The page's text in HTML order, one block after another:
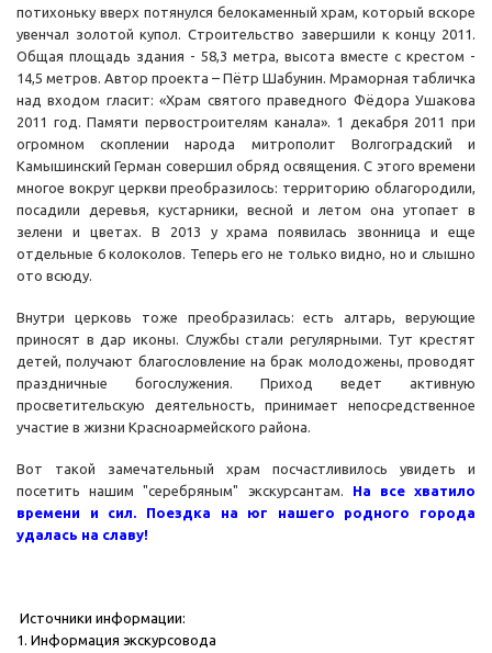
потихоньку вверх потянулся белокаменный храм, который вскоре
увенчал золотой купол. Строительство завершили к концу 2011.
Общая площадь здания - 58,3 метра, высота вместе с крестом -
14,5 метров. Автор проекта – Пётр Шабунин. Мраморная табличка
над входом гласит: «Храм святого праведного Фёдора Ушакова
2011 год. Памяти первостроителям канала». 1 декабря 2011 при
огромном скоплении народа митрополит Волгоградский и
Камышинский Герман совершил обряд освящения. С этого времени
многое вокруг церкви преобразилось: территорию облагородили,
посадили деревья, кустарники, весной и летом она утопает в
зелени и цветах. В 2013 у храма появилась звонница и еще
отдельные 6 колоколов. Теперь его не только видно, но и слышно
ото всюду.
Внутри церковь тоже преобразилась: есть алтарь, верующие
приносят в дар иконы. Службы стали регулярными. Тут крестят
детей, получают благословление на брак молодожены, проводят
праздничные богослужения. Приход ведет активную
просветительскую деятельность, принимает непосредственное
участие в жизни Красноармейского района.
Вот такой замечательный храм посчастливилось увидеть и
посетить нашим "серебряным" экскурсантам. На все хватило
времени и сил. Поездка на юг нашего родного города
удалась на славу!
Источники информации:
1. Информация экскурсовода